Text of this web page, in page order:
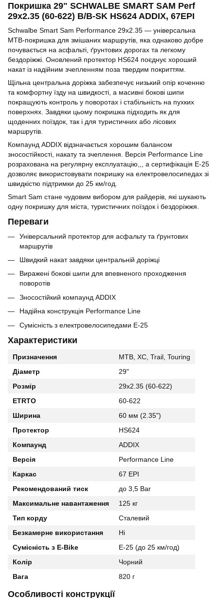
Покришка 29" SCHWALBE SMART SAM Perf
29x2.35 (60-622) B/B-SK HS624 ADDIX, 67EPI
Schwalbe Smart Sam Performance 29x2.35 — універсальна
MTB-покришка для змішаних маршрутів, яка однаково добре
почувається на асфальті, ґрунтових дорогах та легкому
бездоріжжі. Оновлений протектор HS624 поєднує хороший
накат із надійним зчепленням поза твердим покриттям.
Щільна центральна доріжка забезпечує низький опір коченню
та комфортну їзду на швидкості, а масивні бокові шипи
покращують контроль у поворотах і стабільність на пухких
поверхнях. Завдяки цьому покришка підходить як для
щоденних поїздок, так і для туристичних або лісових
маршрутів.
Компаунд ADDIX відзначається хорошим балансом
зносостійкості, накату та зчеплення. Версія Performance Line
розрахована на регулярну експлуатацію,,, а сертифікація E-25
дозволяє використовувати покришку на електровелосипедах зі
швидкістю підтримки до 25 км/год.
Smart Sam стане чудовим вибором для райдерів, які шукають
одну покришку для міста, туристичних поїздок і бездоріжжя.
Переваги
Універсальний протектор для асфальту та ґрунтових
маршрутів
Швидкий накат завдяки центральній доріжці
Виражені бокові шипи для впевненого проходження
поворотів
Зносостійкий компаунд ADDIX
Надійна конструкція Performance Line
Сумісність з електровелосипедами E-25
Характеристики
Призначення
MTB, XC, Trail, Touring
Діаметр
29"
Розмір
29x2.35 (60-622)
ETRTO
60-622
Ширина
60 мм (2.35")
Протектор
HS624
Компаунд
ADDIX
Версія
Performance Line
Каркас
67 EPI
Рекомендований тиск
до 3,5 Bar
Максимальне навантаження
125 кг
Тип корду
Сталевий
Безкамерне використання
Ні
Сумісність з E-Bike
E-25 (до 25 км/год)
Колір
Чорний
Вага
820 г
Особливості конструкції